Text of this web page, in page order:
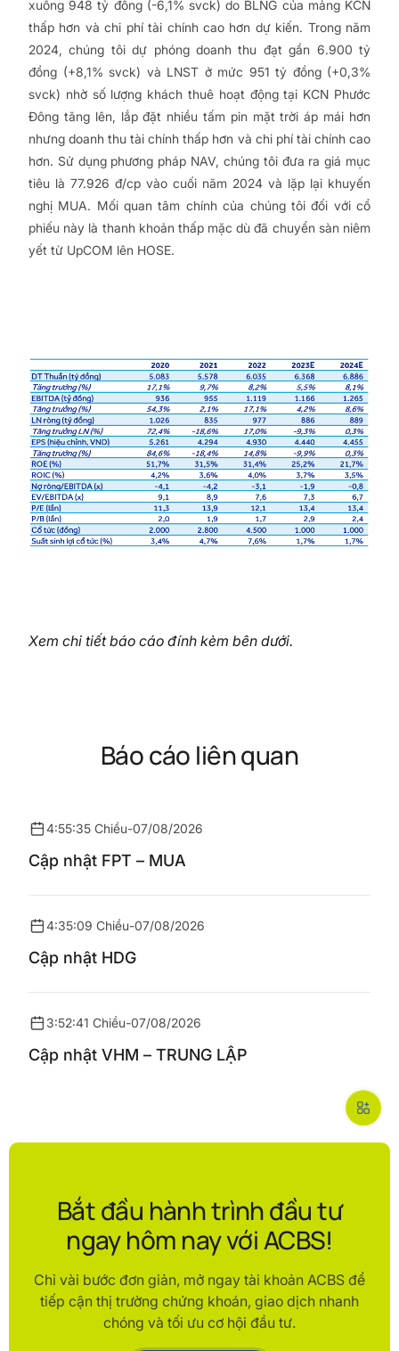
xuống 948 tỷ đồng (-6,1% svck) do BLNG của mảng KCN
thấp hơn và chi phí tài chính cao hơn dự kiến. Trong năm
2024, chúng tôi dự phóng doanh thu đạt gần 6.900 tỷ
đồng (+8,1% svck) và LNST ở mức 951 tỷ đồng (+0,3%
svck) nhờ số lượng khách thuê hoạt động tại KCN Phước
Đông tăng lên, lắp đặt nhiều tấm pin mặt trời áp mái hơn
nhưng doanh thu tài chính thấp hơn và chi phí tài chính cao
hơn. Sử dụng phương pháp NAV, chúng tôi đưa ra giá mục
tiêu là 77.926 đ/cp vào cuối năm 2024 và lặp lại khuyến
nghị MUA. Mối quan tâm chính của chúng tôi đối với cổ
phiếu này là thanh khoản thấp mặc dù đã chuyển sàn niêm
yết từ UpCOM lên HOSE.
Xem chi tiết báo cáo đính kèm bên dưới.
Báo cáo liên quan
4:55:35 Chiều-07/08/2026
Cập nhật FPT – MUA
4:35:09 Chiều-07/08/2026
Cập nhật HDG
3:52:41 Chiều-07/08/2026
Cập nhật VHM – TRUNG LẬP
Bắt đầu hành trình đầu tư
ngay hôm nay với ACBS!
Chỉ vài bước đơn giản, mở ngay tài khoản ACBS để
tiếp cận thị trường chứng khoán, giao dịch nhanh
chóng và tối ưu cơ hội đầu tư.